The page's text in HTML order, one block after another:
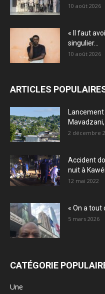
10 août 2026
« Il faut
singulier...
10 août 2026
ARTICLES
2 décembre
Accident
nuit à
12 mai 2022
« On a tout
5 mars 2026
CATÉGORIE
Une